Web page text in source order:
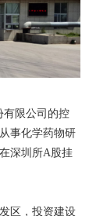
限公司的控
事化学药物研
深圳所A股挂
区，投资建设